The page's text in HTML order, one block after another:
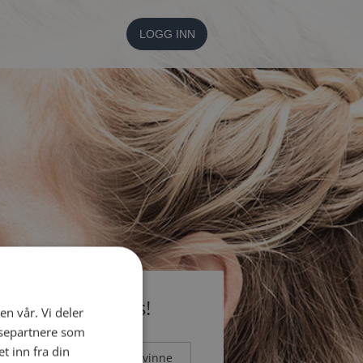
LOGG INN
medlem gratis!
Mann Kvinne
vår. Vi deler
som
inn fra din